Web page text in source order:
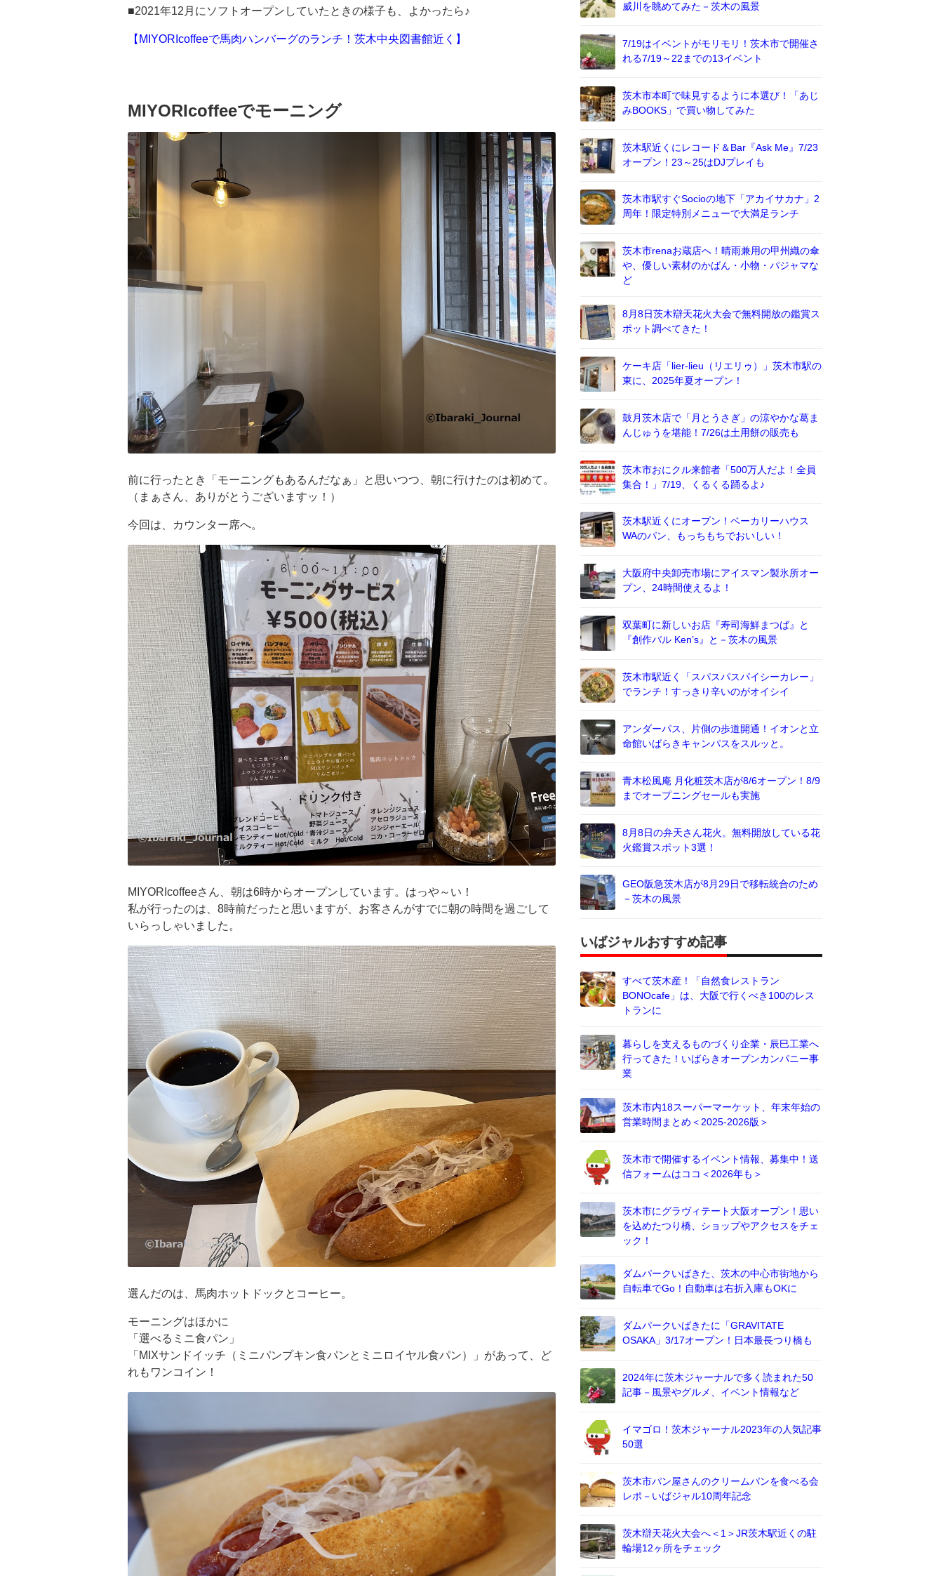
■2021年12月にソフトオープンしていたときの様子も、よかったら♪
【MIYORIcoffeeで馬肉ハンバーグのランチ！茨木中央図書館近く】
MIYORIcoffeeでモーニング
前に行ったとき「モーニングもあるんだなぁ」と思いつつ、朝に行けたのは初めて。
（まぁさん、ありがとうございますッ！）
今回は、カウンター席へ。
MIYORIcoffeeさん、朝は6時からオープンしています。はっや～い！
私が行ったのは、8時前だったと思いますが、お客さんがすでに朝の時間を過ごして
いらっしゃいました。
選んだのは、馬肉ホットドックとコーヒー。
モーニングはほかに
「選べるミニ食パン」
「MIXサンドイッチ（ミニパンプキン食パンとミニロイヤル食パン）」があって、ど
れもワンコイン！
威川を眺めてみた－茨木の風景
7/19はイベントがモリモリ！茨木市で開催さ
れる7/19～22までの13イベント
茨木市本町で味見するように本選び！「あじ
みBOOKS」で買い物してみた
茨木駅近くにレコード＆Bar『Ask Me』7/23
オープン！23～25はDJプレイも
茨木市駅すぐSocioの地下「アカイサカナ」2
周年！限定特別メニューで大満足ランチ
茨木市renaお蔵店へ！晴雨兼用の甲州織の傘
や、優しい素材のかばん・小物・パジャマな
ど
8月8日茨木辯天花火大会で無料開放の鑑賞ス
ポット調べてきた！
ケーキ店「lier-lieu（リエリゥ）」茨木市駅の
東に、2025年夏オープン！
鼓月茨木店で「月とうさぎ」の涼やかな葛ま
んじゅうを堪能！7/26は土用餅の販売も
茨木市おにクル来館者「500万人だよ！全員
集合！」7/19、くるくる踊るよ♪
茨木駅近くにオープン！ベーカリーハウス
WAのパン、もっちもちでおいしい！
大阪府中央卸売市場にアイスマン製氷所オー
プン、24時間使えるよ！
双葉町に新しいお店『寿司海鮮まつば』と
『創作バル Ken’s』と－茨木の風景
茨木市駅近く「スパスパスパイシーカレー」
でランチ！すっきり辛いのがオイシイ
アンダーパス、片側の歩道開通！イオンと立
命館いばらきキャンパスをスルッと。
青木松風庵 月化粧茨木店が8/6オープン！8/9
までオープニングセールも実施
8月8日の弁天さん花火。無料開放している花
火鑑賞スポット3選！
GEO阪急茨木店が8月29日で移転統合のため
－茨木の風景
いばジャルおすすめ記事
すべて茨木産！「自然食レストラン
BONOcafe」は、大阪で行くべき100のレス
トランに
暮らしを支えるものづくり企業・辰巳工業へ
行ってきた！いばらきオープンカンパニー事
業
茨木市内18スーパーマーケット、年末年始の
営業時間まとめ＜2025-2026版＞
茨木市で開催するイベント情報、募集中！送
信フォームはココ＜2026年も＞
茨木市にグラヴィテート大阪オープン！思い
を込めたつり橋、ショップやアクセスをチェ
ック！
ダムパークいばきた、茨木の中心市街地から
自転車でGo！自動車は右折入庫もOKに
ダムパークいばきたに「GRAVITATE
OSAKA」3/17オープン！日本最長つり橋も
2024年に茨木ジャーナルで多く読まれた50
記事－風景やグルメ、イベント情報など
イマゴロ！茨木ジャーナル2023年の人気記事
50選
茨木市パン屋さんのクリームパンを食べる会
レポ－いばジャル10周年記念
茨木辯天花火大会へ＜1＞JR茨木駅近くの駐
輪場12ヶ所をチェック